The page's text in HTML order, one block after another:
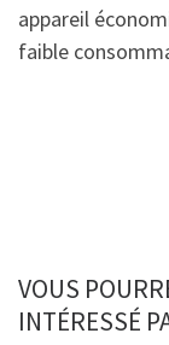
appareil
faible
VOUS
INTÉRESSÉ